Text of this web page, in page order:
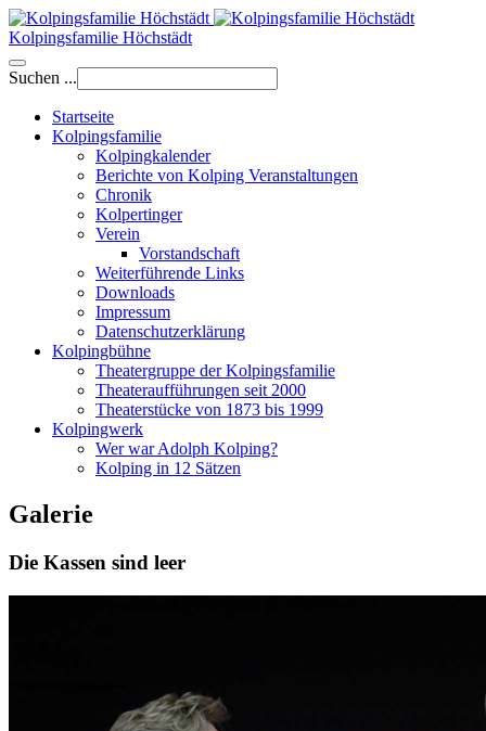
Kolpingsfamilie Höchstädt
Suchen ...
Startseite
Kolpingsfamilie
Kolpingkalender
Berichte von Kolping Veranstaltungen
Chronik
Kolpertinger
Verein
Vorstandschaft
Weiterführende Links
Downloads
Impressum
Datenschutzerklärung
Kolpingbühne
Theatergruppe der Kolpingsfamilie
Theateraufführungen seit 2000
Theaterstücke von 1873 bis 1999
Kolpingwerk
Wer war Adolph Kolping?
Kolping in 12 Sätzen
Galerie
Die Kassen sind leer